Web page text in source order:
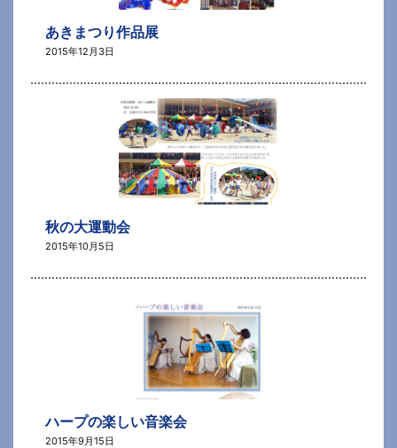
あきまつり作品展
2015年12月3日
秋の大運動会
2015年10月5日
ハープの楽しい音楽会
2015年9月15日